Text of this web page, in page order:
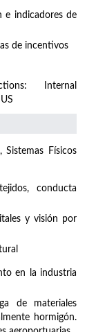
e indicadores de
de incentivos
Internal
Sistemas Físicos
conducta
y visión por
en la industria
de materiales
hormigón.